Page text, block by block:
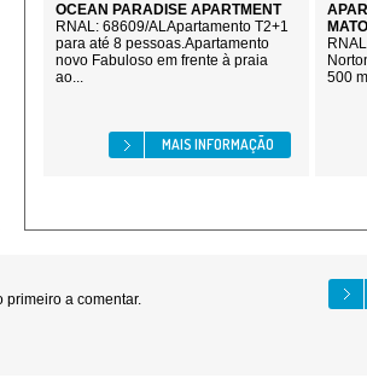
OCEAN PARADISE APARTMENT
RNAL: 68609/ALApartamento T2+1
para até 8 pessoas.Apartamento
novo Fabuloso em frente à praia
ao...
MAIS INFORMAÇÃO
500
primeiro a comentar.